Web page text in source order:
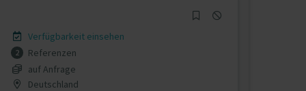
Verfügbarkeit einsehen
2
Referenzen
auf Anfrage
Deutschland